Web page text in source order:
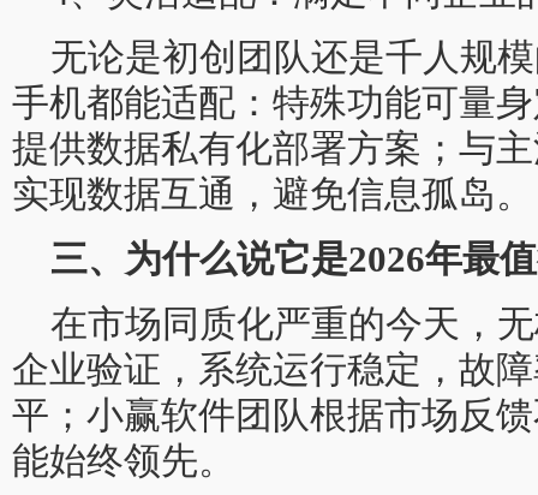
无论是初创团队还是千人规
手机都能适配：特殊功能可量
提供数据私有化部署方案；与
实现数据互通，避免信息孤岛。
三、为什么说它是2026年最
在市场同质化严重的今天，
企业验证，系统运行稳定，故
平；小赢软件团队根据市场反
能始终领先。